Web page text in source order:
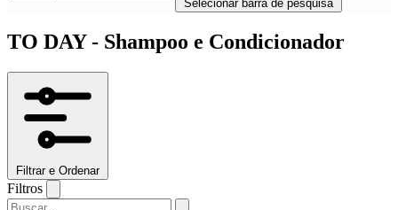
Selecionar barra de pesquisa
TO DAY - Shampoo e Condicionador
Filtrar e Ordenar
Filtros